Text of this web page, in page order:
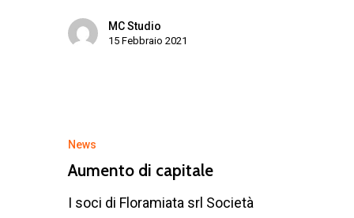
MC Studio
15 Febbraio 2021
News
Aumento di capitale
I soci di Floramiata srl Società